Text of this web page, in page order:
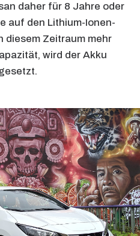
daher für 8 Jahre oder
auf den Lithium-Ionen-
diesem Zeitraum mehr
wird der Akku